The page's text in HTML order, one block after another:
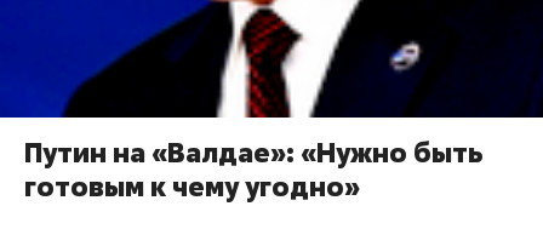
Путин на «Валдае»: «Нужно быть
готовым к чему угодно»